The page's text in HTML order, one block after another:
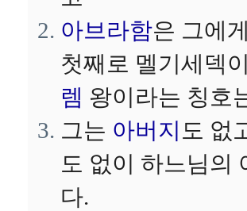
아브라함은 그에
첫째로 멜기세덱
렘 왕이라는 칭호
그는 아버지 도 없
도 없이 하느님의
다.